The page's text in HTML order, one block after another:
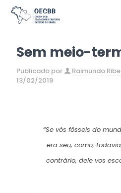
Sem meio-
Publicado por Raimundo
13/02/2019
“Se vós fôsseis do
era seu; como,
contrário, dele vos